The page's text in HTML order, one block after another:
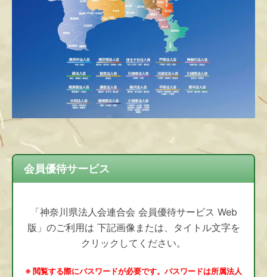
会員優待サービス
「神奈川県法人会連合会 会員優待サービス Web
版」のご利用は 下記画像または、タイトル文字を
クリックしてください。
※ 閲覧する際にパスワードが必要です。パスワードは所属法人